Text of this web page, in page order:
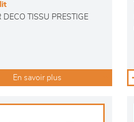
DECO TISSU PRESTIGE
En savoir plus